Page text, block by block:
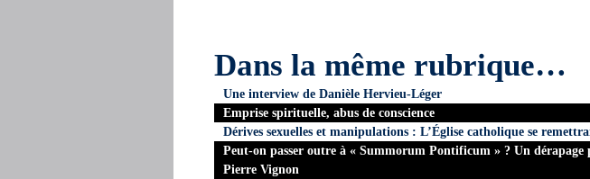
Dans la même rubrique…
Une interview de Danièle Hervieu-Léger
Emprise spirituelle, abus de conscience
Dérives sexuelles et manipulations : L’Église catholique se
Peut-on passer outre à « Summorum Pontificum » ? Un
Pierre Vignon